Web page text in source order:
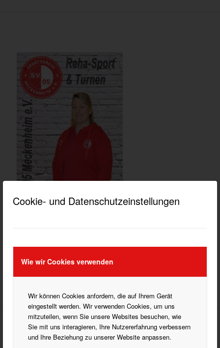
Cookie- und Datenschutzeinstellungen
Wie wir Cookies verwenden
Wir können Cookies anfordern, die auf Ihrem Gerät
eingestellt werden. Wir verwenden Cookies, um uns
mitzuteilen, wenn Sie unsere Websites besuchen, wie
Sie mit uns interagieren, Ihre Nutzererfahrung verbessern
und Ihre Beziehung zu unserer Website anpassen.
ÜBUNGSLEITUNG
E-Mail:turnen@sv05meckenheim.de
ANSCHRIFT